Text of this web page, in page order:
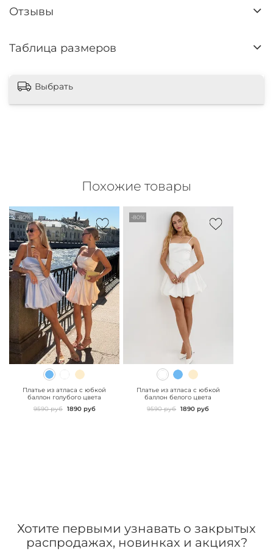
Отзывы
Таблица размеров
Выбрать
Похожие товары
-80%
" class="js-prevent-
images">
Платье из атласа с юбкой
баллон голубого цвета
9590 руб 1890 руб
-80%
" class="js-prevent-
images">
Платье из атласа с юбкой
баллон белого цвета
9590 руб 1890 руб
Хотите первыми узнавать о закрытых
распродажах, новинках и акциях?